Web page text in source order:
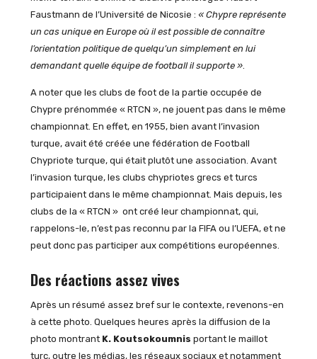
Faustmann de l’Université de Nicosie : « Chypre représente
un cas unique en Europe où il est possible de connaître
l’orientation politique de quelqu’un simplement en lui
demandant quelle équipe de football il supporte ».
A noter que les clubs de foot de la partie occupée de
Chypre prénommée « RTCN », ne jouent pas dans le même
championnat. En effet, en 1955, bien avant l’invasion
turque, avait été créée une fédération de Football
Chypriote turque, qui était plutôt une association. Avant
l’invasion turque, les clubs chypriotes grecs et turcs
participaient dans le même championnat. Mais depuis, les
clubs de la « RTCN » ont créé leur championnat, qui,
rappelons-le, n’est pas reconnu par la FIFA ou l’UEFA, et ne
peut donc pas participer aux compétitions européennes.
Des réactions assez vives
Après un résumé assez bref sur le contexte, revenons-en
à cette photo. Quelques heures après la diffusion de la
photo montrant K. Koutsokoumnis portant le maillot
turc, outre les médias, les réseaux sociaux et notamment